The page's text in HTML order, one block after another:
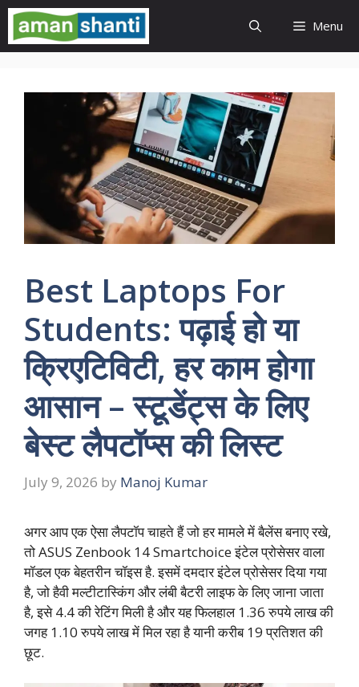
Skip
content
Menu
Best Laptops For
Students: पढ़ाई हो या
क्रिएटिविटी, हर काम होगा
आसान – स्टूडेंट्स के लिए
बेस्ट लैपटॉप्स की लिस्ट
July 9, 2026 by Manoj Kumar
अगर आप एक ऐसा लैपटॉप चाहते हैं जो हर मामले में बैलेंस बनाए रखे,
तो ASUS Zenbook 14 Smartchoice इंटेल प्रोसेसर वाला
मॉडल एक बेहतरीन चॉइस है. इसमें दमदार इंटेल प्रोसेसर दिया गया
है, जो हैवी मल्टीटास्किंग और लंबी बैटरी लाइफ के लिए जाना जाता
है, इसे 4.4 की रेटिंग मिली है और यह फिलहाल 1.36 रुपये लाख की
जगह 1.10 रुपये लाख में मिल रहा है यानी करीब 19 प्रतिशत की
छूट.